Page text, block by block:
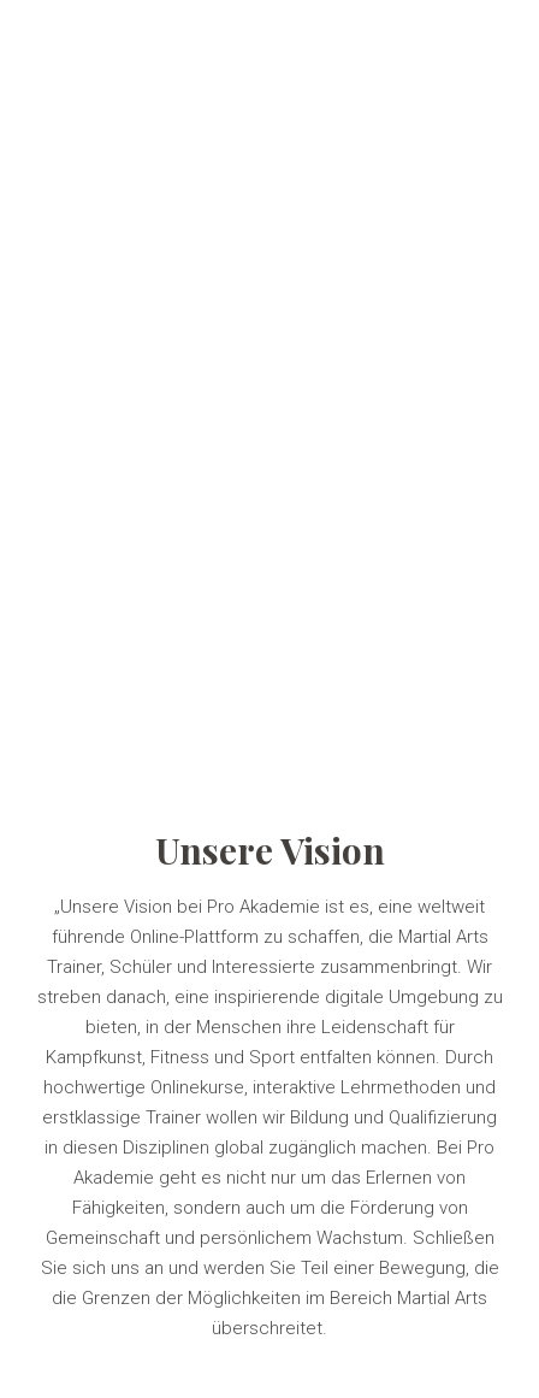
Unsere Vision
„Unsere Vision bei Pro Akademie ist es, eine weltweit
führende Online-Plattform zu schaffen, die Martial Arts
Trainer, Schüler und Interessierte zusammenbringt. Wir
streben danach, eine inspirierende digitale Umgebung zu
bieten, in der Menschen ihre Leidenschaft für
Kampfkunst, Fitness und Sport entfalten können. Durch
hochwertige Onlinekurse, interaktive Lehrmethoden und
erstklassige Trainer wollen wir Bildung und Qualifizierung
in diesen Disziplinen global zugänglich machen. Bei Pro
Akademie geht es nicht nur um das Erlernen von
Fähigkeiten, sondern auch um die Förderung von
Gemeinschaft und persönlichem Wachstum. Schließen
Sie sich uns an und werden Sie Teil einer Bewegung, die
die Grenzen der Möglichkeiten im Bereich Martial Arts
überschreitet.